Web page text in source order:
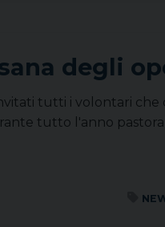
degli
tutti i volontari
tutto l'anno